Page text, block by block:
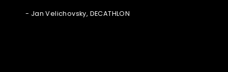
- Jan Velichovsky, DECATHLON